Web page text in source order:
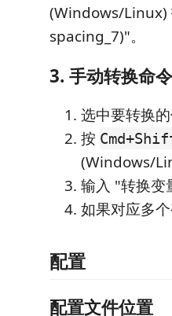
(Windows/Linux)
spacing_7)"。
3. 手动转换命令
选中要转换
按
(Windows/
输入 "转换变
如果对应多
配置
配置文件位置